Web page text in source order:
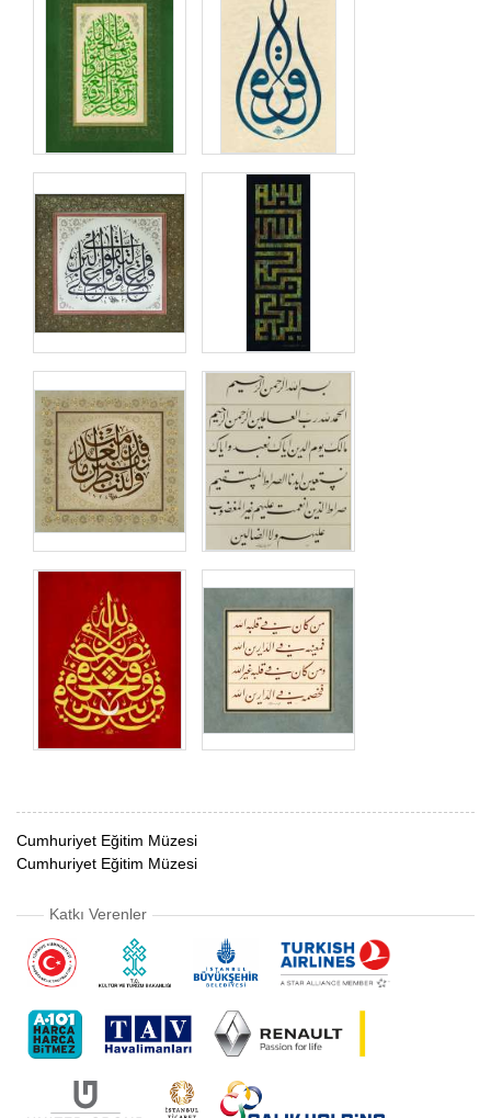
Cumhuriyet Eğitim Müzesi
Cumhuriyet Eğitim Müzesi
Katkı Verenler